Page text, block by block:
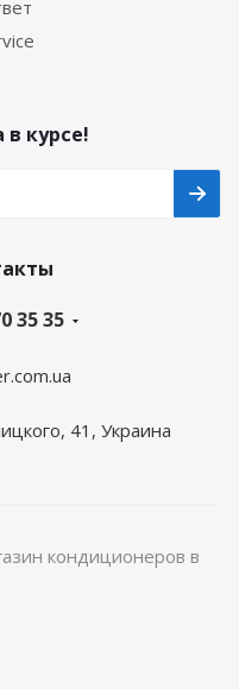
в курсе!
35 35
41, Украина
кондиционеров в